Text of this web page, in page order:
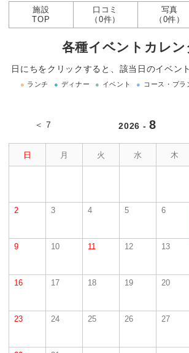
施設
TOP
口コミ
（0件）
写真
（0件）
各種イベントカレン
日にちをクリックすると、該当日のイベン
● ランチ ● ディナー ● イベント ● コース・プラ
＜ 7 2026 -8
日 月 火 水 木
2 3 4 5 6
9 10 11 12 13
16 17 18 19 20
23 24 25 26 27